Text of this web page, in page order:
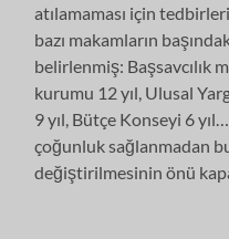
atılamaması için
bazı makamların
belirlenmiş: Başsavcılık
kurumu 12 yıl, Ulusal
9 yıl, Bütçe Konseyi 6
çoğunluk sağlanmadan
değiştirilmesinin önü